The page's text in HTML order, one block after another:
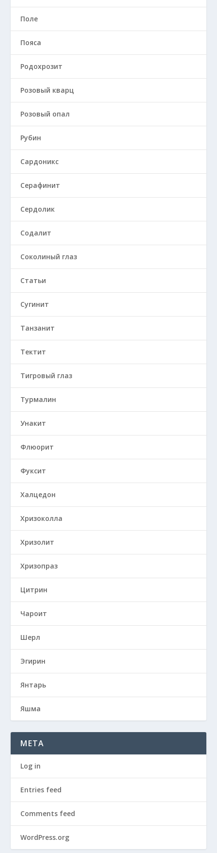
Поле
Пояса
Родохрозит
Розовый кварц
Розовый опал
Рубин
Сардоникс
Серафинит
Сердолик
Содалит
Соколиный глаз
Статьи
Сугинит
Танзанит
Тектит
Тигровый глаз
Турмалин
Унакит
Флюорит
Фуксит
Халцедон
Хризоколла
Хризолит
Хризопраз
Цитрин
Чароит
Шерл
Эгирин
Янтарь
Яшма
META
Log in
Entries feed
Comments feed
WordPress.org